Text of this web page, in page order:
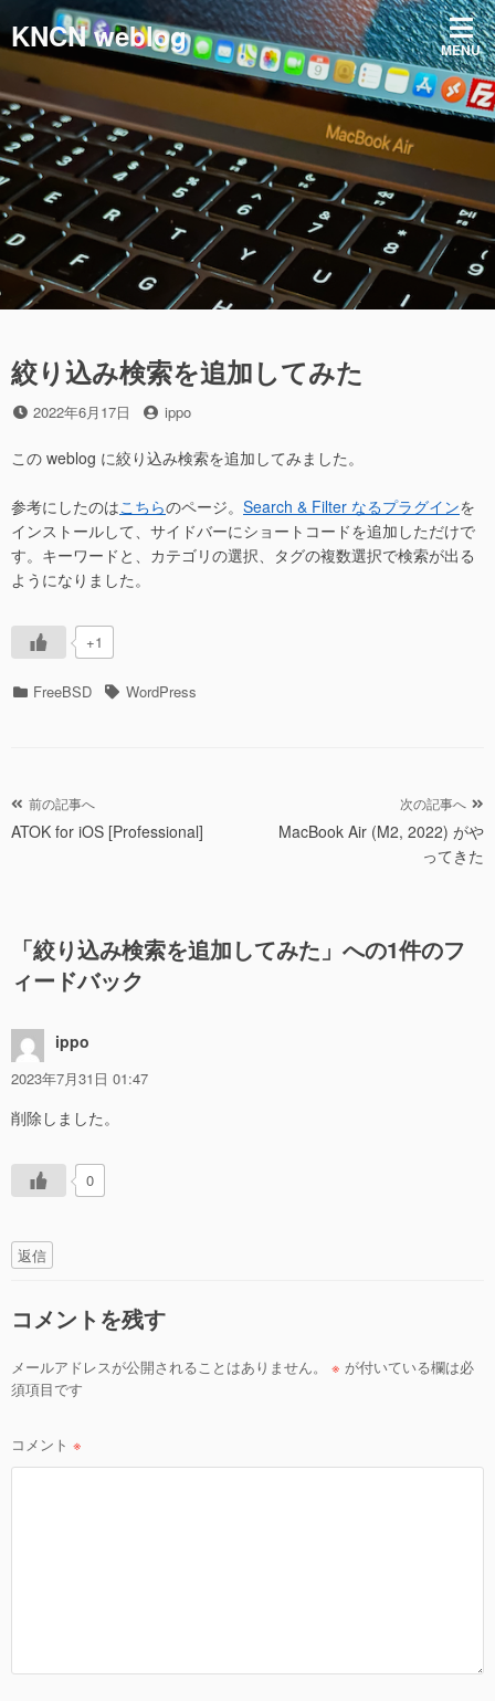
ン
ツ
へ
ス
キ
ッ
プ
KNCN weblog MENU
絞り込み検索を追加してみた
投
日
2022年6月17日
投
者
ippo
この weblog に絞り込み検索を追加してみました。
参考にしたのはこちらのページ。 Search & Filter なるプラグインを
インストールして、サイドバーにショートコードを追加しただけで
す。キーワードと、カテゴリの選択、タグの複数選択で検索が出る
ようになりました。
+1
カ FreeBSD
タ WordPress
投
稿
ー
シ
ョ
ン
前の記事へ
ATOK for iOS [Professional]
次の記事へ
MacBook Air (M2, 2022) がや
ってきた
「絞り込み検索を追加してみた 」への1件のフ
ィードバック
ippo
2023年7月31日 01:47
削除しました。
0
返信
コメントを残す
メールアドレスが公開されることはありません。 ※ が付いている欄は必
須項目です
コメント ※